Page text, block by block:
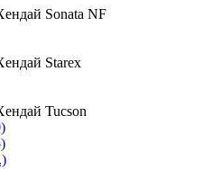
Sonata NF
Starex
Tucson